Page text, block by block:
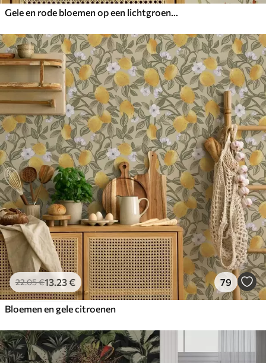
Gele en rode bloemen op een lichtgroene achtergrond
22.05€13.23€ 79
Bloemen en gele citroenen